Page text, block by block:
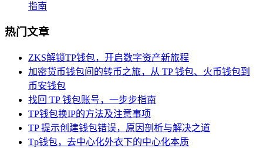
指南
热门文章
ZKS解锁TP钱包，开启数字资产新旅程
加密货币钱包间的转币之旅，从 TP 钱包、火币钱包到
币安钱包
找回 TP 钱包账号，一步步指南
TP钱包换IP的方法及注意事项
TP 提示创建钱包错误，原因剖析与解决之道
Tp钱包，去中心化外衣下的中心化本质